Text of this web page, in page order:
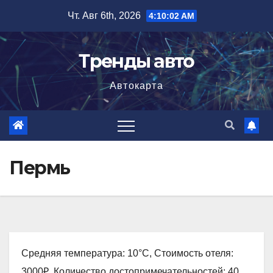
содержимому
Чт. Авг 6th, 2026 4:10:03 AM
Тренды авто
Автокарта
Пермь
Средняя температура: 10°C, Стоимость отеля: